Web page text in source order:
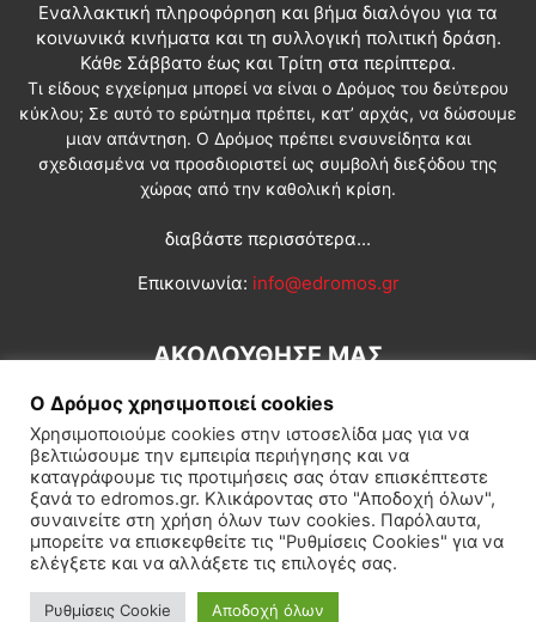
Εναλλακτική πληροφόρηση και βήμα διαλόγου για τα
κοινωνικά κινήματα και τη συλλογική πολιτική δράση.
Κάθε Σάββατο έως και Τρίτη στα περίπτερα.
Τι είδους εγχείρημα μπορεί να είναι ο Δρόμος του δεύτερου
κύκλου; Σε αυτό το ερώτημα πρέπει, κατ’ αρχάς, να δώσουμε
μιαν απάντηση. Ο Δρόμος πρέπει ενσυνείδητα και
σχεδιασμένα να προσδιοριστεί ως συμβολή διεξόδου της
χώρας από την καθολική κρίση.
διαβάστε περισσότερα...
Επικοινωνία: info@edromos.gr
ΑΚΟΛΟΥΘΗΣΕ ΜΑΣ
Εγγραφή συνδρομητή Πολιτική Διεθνή Κοινωνία
Πολιτισμός Αφιερώματα
Ο Δρόμος χρησιμοποιεί cookies
Χρησιμοποιούμε cookies στην ιστοσελίδα μας για να
βελτιώσουμε την εμπειρία περιήγησης και να
καταγράφουμε τις προτιμήσεις σας όταν επισκέπτεστε
ξανά το edromos.gr. Κλικάροντας στο "Αποδοχή όλων",
συναινείτε στη χρήση όλων των cookies. Παρόλαυτα,
μπορείτε να επισκεφθείτε τις "Ρυθμίσεις Cookies" για να
ελέγξετε και να αλλάξετε τις επιλογές σας.
Ρυθμίσεις Cookie Αποδοχή όλων